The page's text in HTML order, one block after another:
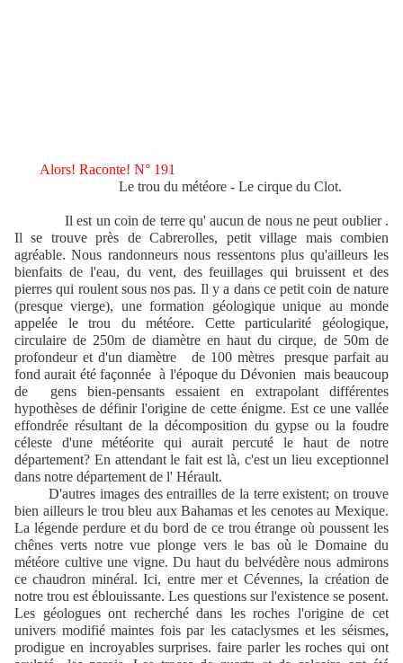
Alors! Raconte! N° 191
Le trou du météore - Le cirque du Clot.
Il est un coin de terre qu' aucun de nous ne peut oublier .
Il se trouve près de Cabrerolles, petit village mais combien
agréable. Nous randonneurs nous ressentons plus qu'ailleurs les
bienfaits de l'eau, du vent, des feuillages qui bruissent et des
pierres qui roulent sous nos pas. Il y a dans ce petit coin de nature
(presque vierge), une formation géologique unique au monde
appelée le trou du météore. Cette particularité géologique,
circulaire de 250m de diamètre en haut du cirque, de 50m de
profondeur et d'un diamètre
de 100 mètres presque parfait au
fond aurait été façonnée à l'époque du Dévonien mais beaucoup
de
gens bien-pensants essaient en extrapolant différentes
hypothèses de définir l'origine de cette énigme. Est ce une vallée
effondrée résultant de la décomposition du gypse ou la foudre
céleste d'une météorite qui aurait percuté le haut de notre
département? En attendant le fait est là, c'est un lieu exceptionnel
dans notre département de l' Hérault.
D'autres images des entrailles de la terre existent; on trouve
bien ailleurs le trou bleu aux Bahamas et les cenotes au Mexique.
La légende perdure et du bord de ce trou étrange où poussent les
chênes verts notre vue plonge vers le bas où le Domaine du
météore cultive une vigne. Du haut du belvédère nous admirons
ce chaudron minéral. Ici, entre mer et Cévennes, la création de
notre trou est éblouissante. Les questions sur l'existence se posent.
Les géologues ont recherché dans les roches l'origine de cet
univers modifié maintes fois par les cataclysmes et les séismes,
prodigue en incroyables surprises. faire parler les roches qui ont